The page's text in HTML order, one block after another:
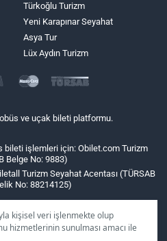
kişisel veri işlenmekte olup
hizmetlerinin sunulması amacı ile
Türkoğlu Turizm
Yeni Karapınar Seyahat
Asya Tur
Lüx Aydın Turizm
ve uçak bileti platformu.
bileti işlemleri için: Obilet.com Turizm
Belge No: 9883)
Turizm Seyahat Acentası (TÜRSAB
No: 88214125)